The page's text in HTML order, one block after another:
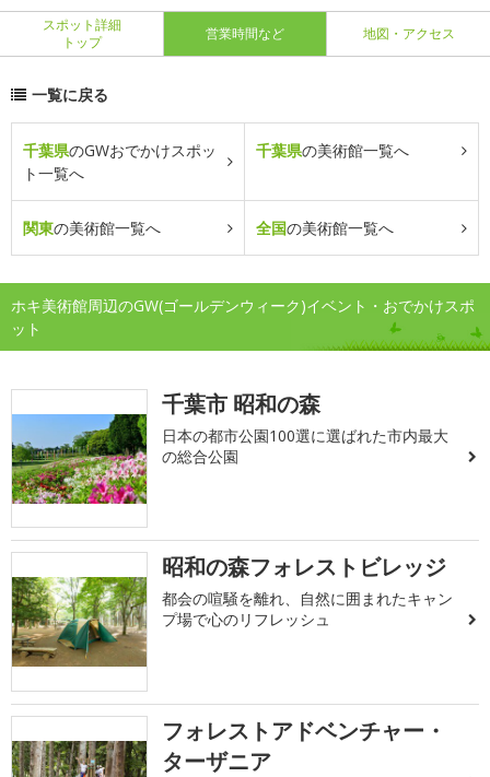
スポット詳細
トップ
営業時間など 地図・アクセス
一覧に戻る
千葉県のGWおでかけスポッ
ト一覧へ
千葉県の美術館一覧へ
関東の美術館一覧へ 全国の美術館一覧へ
ホキ美術館周辺のGW(ゴールデンウィーク)イベント・おでかけスポ
ット
千葉市 昭和の森
日本の都市公園100選に選ばれた市内最大
の総合公園
昭和の森フォレストビレッジ
都会の喧騒を離れ、自然に囲まれたキャン
プ場で心のリフレッシュ
フォレストアドベンチャー・
ターザニア